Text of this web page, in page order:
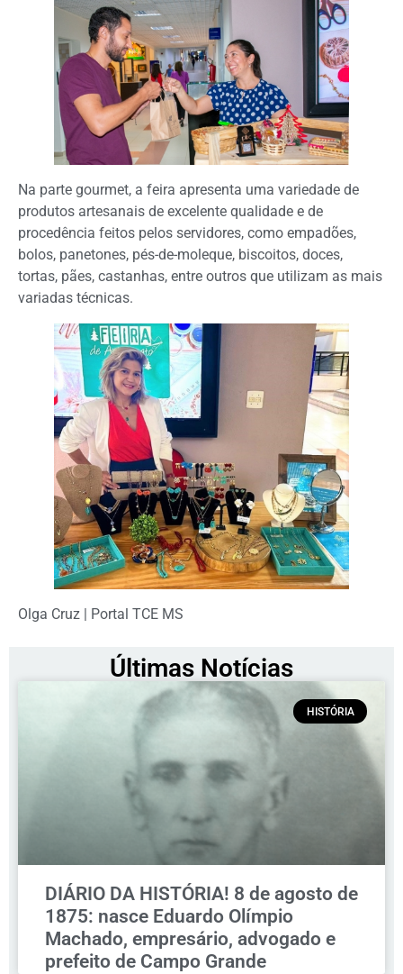
Na parte gourmet, a feira apresenta uma variedade de
produtos artesanais de excelente qualidade e de
procedência feitos pelos servidores, como empadões,
bolos, panetones, pés-de-moleque, biscoitos, doces,
tortas, pães, castanhas, entre outros que utilizam as mais
variadas técnicas.
Olga Cruz | Portal TCE MS
Últimas Notícias
HISTÓRIA
DIÁRIO DA HISTÓRIA! 8 de agosto de
1875: nasce Eduardo Olímpio
Machado, empresário, advogado e
prefeito de Campo Grande